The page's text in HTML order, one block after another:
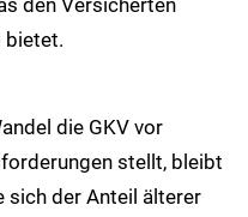
den Versicherten
bietet.
die GKV vor
stellt, bleibt
sich der Anteil älterer